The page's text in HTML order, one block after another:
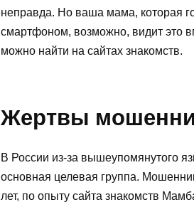
неправда. Но ваша мама, которая
смартфоном, возможно, видит это
можно найти на сайтах знакомств.
Жертвы
В России из-за вышеупомянутого
основная целевая группа.
лет, по опыту сайта знакомств